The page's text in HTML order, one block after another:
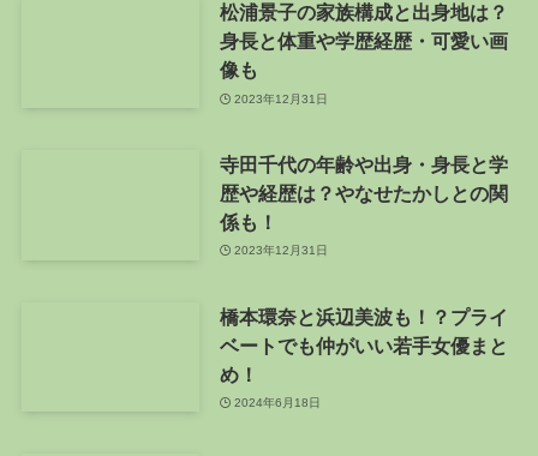
松浦景子の家族構成と出身地は？
身長と体重や学歴経歴・可愛い画
像も
2023年12月31日
寺田千代の年齢や出身・身長と学
歴や経歴は？やなせたかしとの関
係も！
2023年12月31日
橋本環奈と浜辺美波も！？プライ
ベートでも仲がいい若手女優まと
め！
2024年6月18日